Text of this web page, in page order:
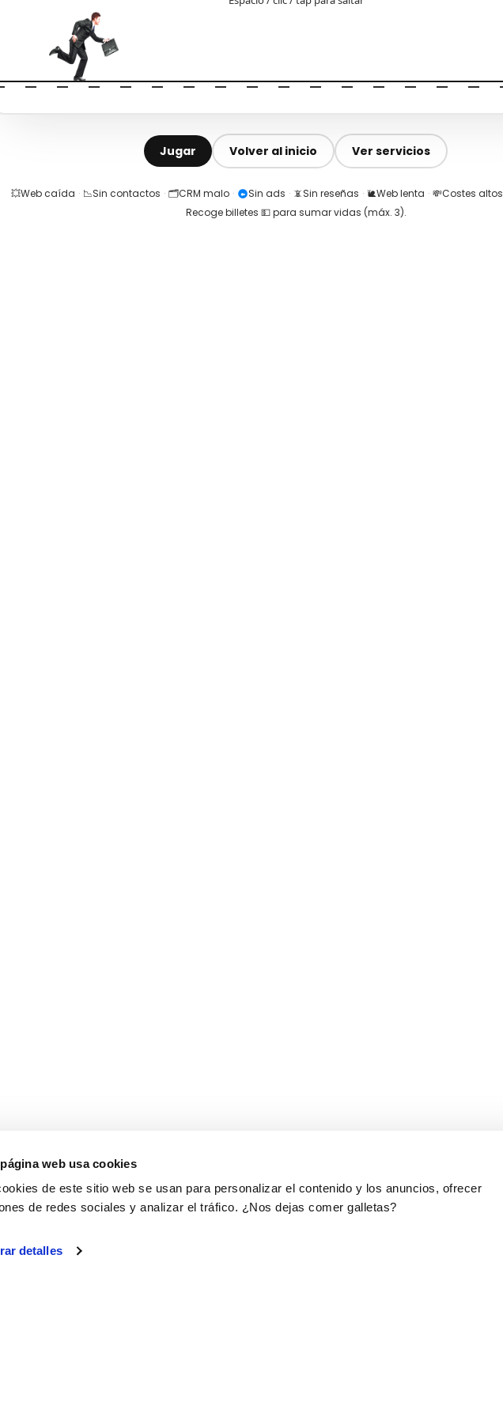
web usa cookies
de este sitio web se usan para personalizar el contenido y los anuncios, ofrecer
de redes sociales y analizar el tráfico. ¿Nos dejas comer galletas?
detalles
Jugar Volver al inicio Ver servicios
💥Web caída · 📉Sin contactos · 🗂️CRM malo · Sin ads · 📵Sin reseñas · 🐌Web lenta · 💸Costes altos
Recoge billetes 💵 para sumar vidas (máx. 3).